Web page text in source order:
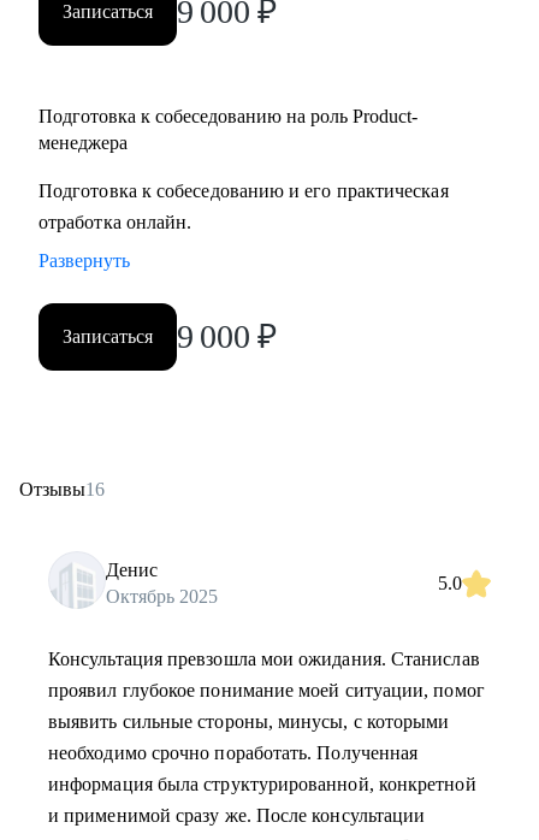
но не знает с чего начать
• Для уже опытных специалистов в сфере Project/Product- и
Записаться 9 000 ₽
Подготовка к собеседованию на роль Product-
менеджера
Подготовка к собеседованию и его практическая
отработка онлайн.
Развернуть
Записаться 9 000 ₽
Отзывы16
Денис
Октябрь 2025
5.0
Консультация превзошла мои ожидания. Станислав
проявил глубокое понимание моей ситуации, помог
выявить сильные стороны, минусы, c которыми
необходимо срочно поработать. Полученная
информация была структурированной, конкретной
и применимой сразу же. После консультации